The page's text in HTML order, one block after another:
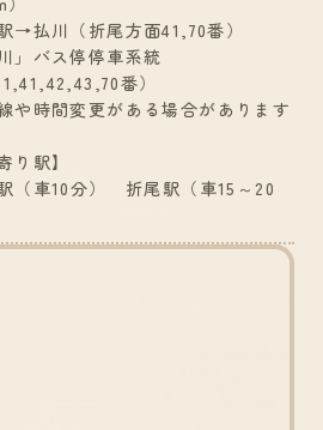
→払川（折尾方面41,70番）
川」バス停停車系統
番）
や時間変更がある場合があります
り駅】
（車10分） 折尾駅（車15～20